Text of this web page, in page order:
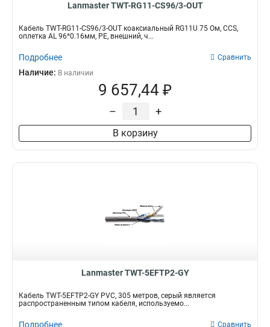
Lanmaster TWT-RG11-CS96/3-OUT
Кабель TWT-RG11-CS96/3-OUT коаксиальный RG11U 75 Ом, CCS,
оплетка AL 96*0.16мм, PE, внешний, ч...
Подробнее Сравнить
Наличие: В наличии
9 657,44 ₽
– +
В корзину
Lanmaster TWT-5EFTP2-GY
Кабель TWT-5EFTP2-GY PVC, 305 метров, серый является
распространенным типом кабеля, используемо...
Подробнее Сравнить